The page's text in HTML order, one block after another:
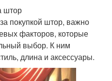
штор
покупкой штор, важно
факторов, которые
выбор. К ним
длина и аксессуары.